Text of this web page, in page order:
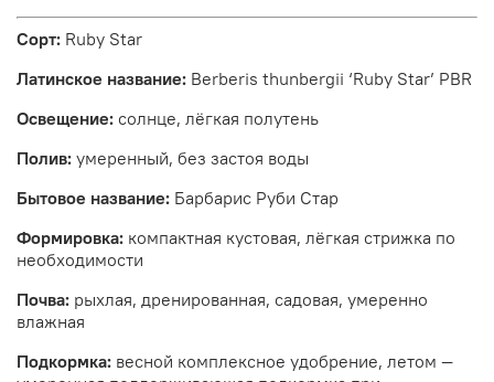
Сорт: Ruby Star
Латинское название: Berberis thunbergii ‘Ruby Star’ PBR
Освещение: солнце, лёгкая полутень
Полив: умеренный, без застоя воды
Бытовое название: Барбарис Руби Стар
Формировка: компактная кустовая, лёгкая стрижка по
необходимости
Почва: рыхлая, дренированная, садовая, умеренно
влажная
Подкормка: весной комплексное удобрение, летом —